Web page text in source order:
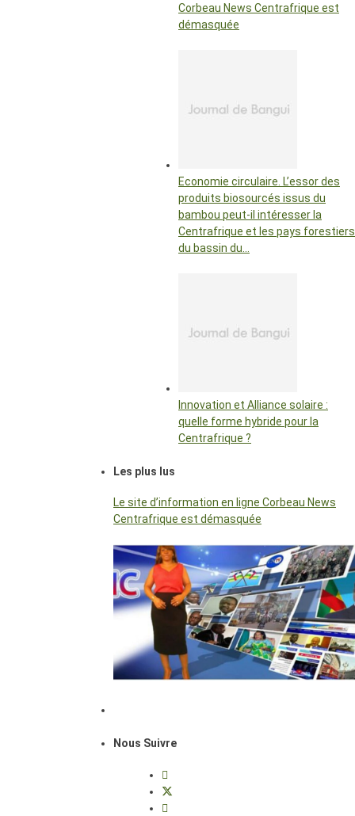
Corbeau News Centrafrique est
démasquée
Economie circulaire. L’essor des
produits biosourcés issus du
bambou peut-il intéresser la
Centrafrique et les pays forestiers
du bassin du…
Innovation et Alliance solaire :
quelle forme hybride pour la
Centrafrique ?
Les plus lus
Le site d’information en ligne Corbeau News
Centrafrique est démasquée
Nous Suivre